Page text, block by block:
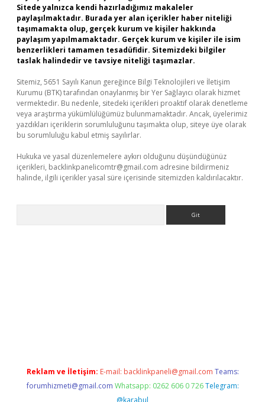
Sitede yalnızca kendi hazırladığımız makaleler
paylaşılmaktadır. Burada yer alan içerikler haber niteliği
taşımamakta olup, gerçek kurum ve kişiler hakkında
paylaşım yapılmamaktadır. Gerçek kurum ve kişiler ile isim
benzerlikleri tamamen tesadüfidir. Sitemizdeki bilgiler
taslak halindedir ve tavsiye niteliği taşımazlar.
Sitemiz, 5651 Sayılı Kanun gereğince Bilgi Teknolojileri ve İletişim
Kurumu (BTK) tarafından onaylanmış bir Yer Sağlayıcı olarak hizmet
vermektedir. Bu nedenle, sitedeki içerikleri proaktif olarak denetleme
veya araştırma yükümlülüğümüz bulunmamaktadır. Ancak, üyelerimiz
yazdıkları içeriklerin sorumluluğunu taşımakta olup, siteye üye olarak
bu sorumluluğu kabul etmiş sayılırlar.
Hukuka ve yasal düzenlemelere aykırı olduğunu düşündüğünüz
içerikleri, backlinkpanelicomtr@gmail.com adresine bildirmeniz
halinde, ilgili içerikler yasal süre içerisinde sitemizden kaldırılacaktır.
Reklam ve İletişim: E-mail: backlinkpaneli@gmail.com Teams:
forumhizmeti@gmail.com Whatsapp: 0262 606 0 726 Telegram:
@karabul